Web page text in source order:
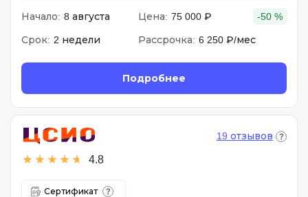
Начало: 8 августа Цена: 75 000 ₽ -50 %
Срок: 2 недели Рассрочка: 6 250 ₽/мес
Подробнее
4.8
19 отзывов
Сертификат